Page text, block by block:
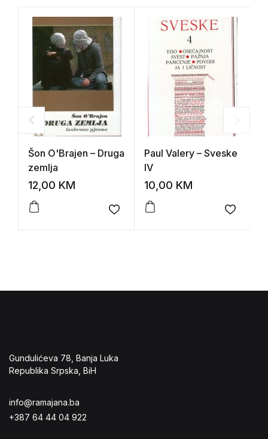
Šon O'Brajen – Druga
zemlja
12,00 KM
Add to wishlist
Paul Valery – Sveske
IV
10,00 KM
Add to
Gundulićeva 78, Banja Luka
Republika Srpska, BiH
info@ramajana.ba
+387 64 44 04 922